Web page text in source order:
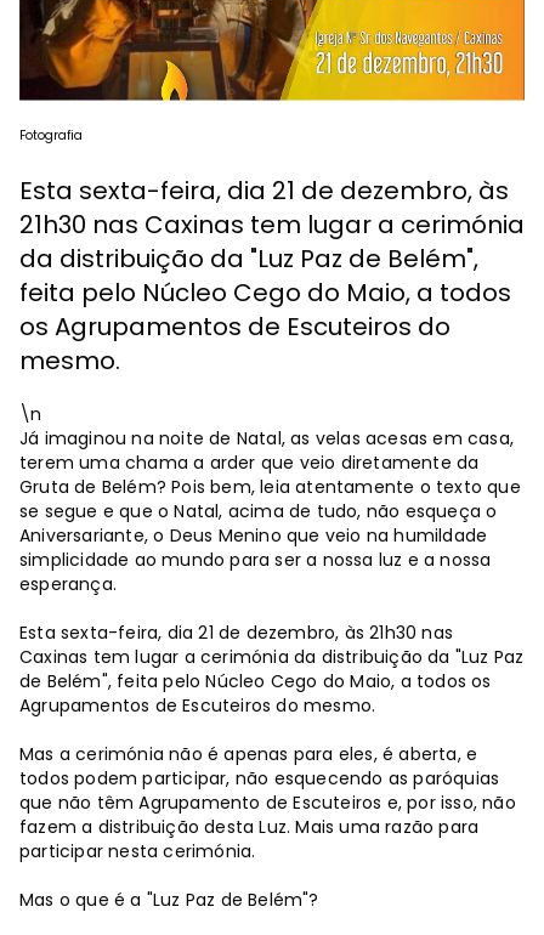
Fotografia
Esta sexta-feira, dia 21 de dezembro, às
21h30 nas Caxinas tem lugar a cerimónia
da distribuição da "Luz Paz de Belém",
feita pelo Núcleo Cego do Maio, a todos
os Agrupamentos de Escuteiros do
mesmo.
\n
Já imaginou na noite de Natal, as velas acesas em casa,
terem uma chama a arder que veio diretamente da
Gruta de Belém? Pois bem, leia atentamente o texto que
se segue e que o Natal, acima de tudo, não esqueça o
Aniversariante, o Deus Menino que veio na humildade
simplicidade ao mundo para ser a nossa luz e a nossa
esperança.
Esta sexta-feira, dia 21 de dezembro, às 21h30 nas
Caxinas tem lugar a cerimónia da distribuição da "Luz Paz
de Belém", feita pelo Núcleo Cego do Maio, a todos os
Agrupamentos de Escuteiros do mesmo.
Mas a cerimónia não é apenas para eles, é aberta, e
todos podem participar, não esquecendo as paróquias
que não têm Agrupamento de Escuteiros e, por isso, não
fazem a distribuição desta Luz. Mais uma razão para
participar nesta cerimónia.
Mas o que é a "Luz Paz de Belém"?